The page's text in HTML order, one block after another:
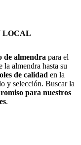
LOCAL
de almendra para el
almendra hasta su
de calidad en la
y selección. Buscar la
para nuestros
.